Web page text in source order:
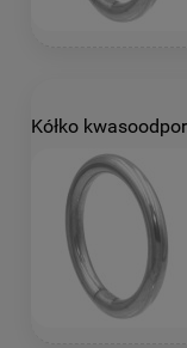
Kółko